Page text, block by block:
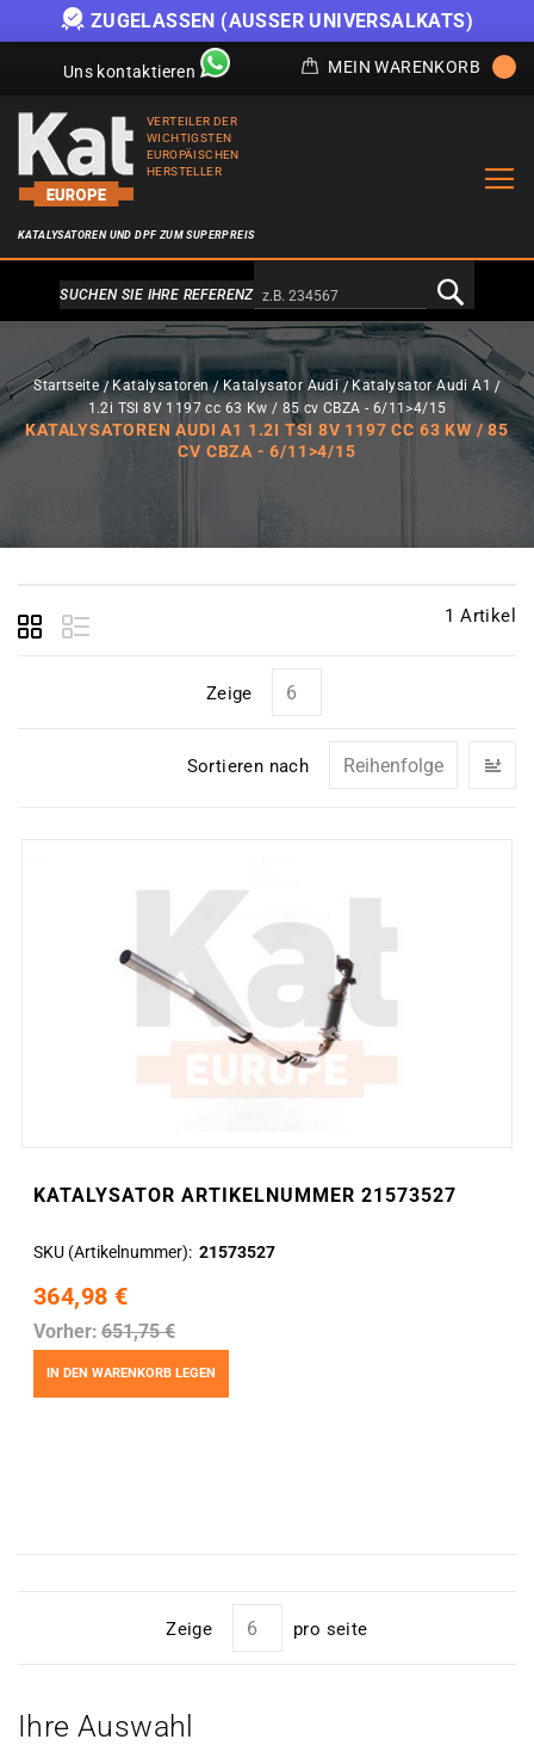
ZUGELASSEN (AUSSER UNIVERSALKATS)
Uns kontaktieren MEIN WARENKORB
VERTEILER DER
WICHTIGSTEN
EUROPÄISCHEN
HERSTELLER
KATALYSATOREN UND DPF ZUM SUPERPREIS
Alternativa a Doofinder
SUCHEN SIE IHRE REFERENZ
Startseite Katalysatoren Katalysator Audi
Katalysator Audi A1
1.2i TSI 8V 1197 cc 63 Kw / 85 cv CBZA - 6/11>4/15
KATALYSATOREN AUDI A1 1.2I TSI 8V 1197 CC 63 KW / 85
CV CBZA - 6/11>4/15
1 Artikel
Zeige
Sortieren nach
KATALYSATOR ARTIKELNUMMER 21573527
SKU (Artikelnummer) 21573527
364,98 €
Vorher: 651,75 €
IN DEN WARENKORB LEGEN
Zeige pro seite
Ihre Auswahl